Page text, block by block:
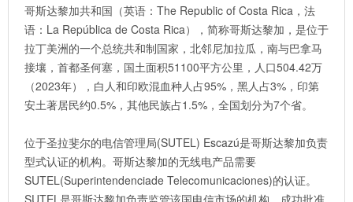
哥斯达黎加共和国（英语：The Republic of Costa Rica，法
语：La República de Costa Rica），简称哥斯达黎加，是位于
拉丁美洲的一个总统共和制国家，北邻尼加拉瓜，南与巴拿马
接壤，首都圣何塞，国土面积51100平方公里，人口504.42万
（2023年），白人和印欧混血种人占95%，黑人占3%，印第
安土著居民约0.5%，其他民族占1.5%，全国划分为7个省。
位于圣拉斐尔的电信管理局(SUTEL) Escazú是哥斯达黎加负责
型式认证的机构。哥斯达黎加的无线电产品需要
SUTEL(Superintendenciade Telecomunicaciones)的认证。